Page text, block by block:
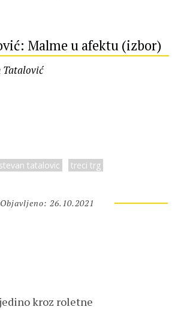
Malme u afektu (izbor)
Tatalović
stevan tatalovic treci trg
Objavljeno: 26.10.2021
kroz roletne